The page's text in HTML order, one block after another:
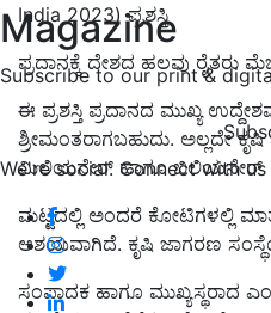
Magazine
Subscribe to our print &
We're social. Connect with us
India 2023) ಪ್ರಶಸ್ತಿ
ಪ್ರದಾನಕ್ಕೆ ದೇಶದ ಹಲವು ರೈತರು
ಈ ಪ್ರಶಸ್ತಿ ಪ್ರದಾನದ ಮುಖ್ಯ
ಶ್ರೀಮಂತರಾಗಬಹುದು. ಅಲ್ಲದೇ
ಮಿಲಿಯನೇರ್‌ ಹಾಗೂ ಬಿಲಿಯನೇರ್‌
ಮಟ್ಟದಲ್ಲಿ ಅಂದರೆ ಕೋಟಿಗಳಲ್ಲಿ
ಆಶಯವಾಗಿದೆ. ಕೃಷಿ ಜಾಗರಣ
ಸಂಪಾದಕ ಹಾಗೂ ಮುಖ್ಯಸ್ಥರಾದ